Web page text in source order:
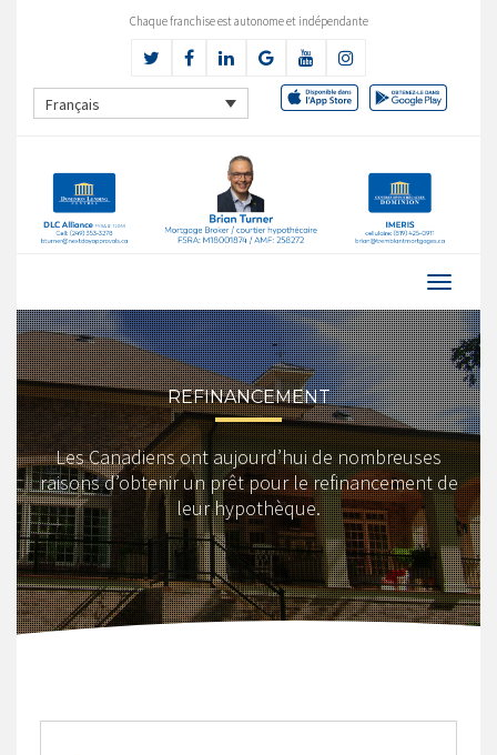
Chaque franchise est autonome et indépendante
Français
REFINANCEMENT
Les Canadiens ont aujourd’hui de nombreuses
raisons d’obtenir un prêt pour le refinancement de
leur hypothèque.